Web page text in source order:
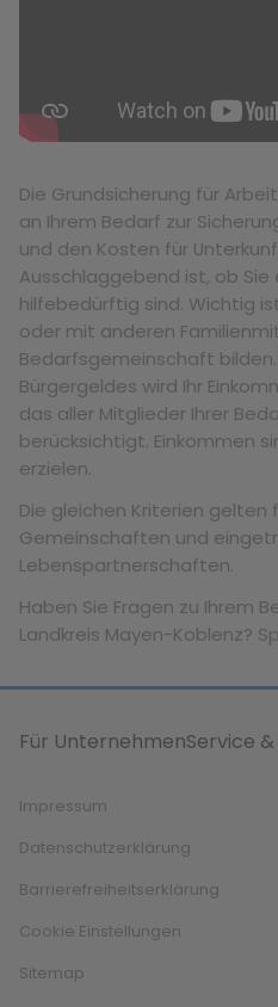
Die Grundsicherung für
an Ihrem Bedarf zur
und den Kosten für
Ausschlaggebend ist, ob
hilfebedürftig sind. Wichtig
oder mit anderen
Bedarfsgemeinschaft
Bürgergeldes wird Ihr
das aller Mitglieder Ihrer
berücksichtigt. Einkommen
erzielen.
Die gleichen Kriterien gelten
Gemeinschaften und
Lebenspartnerschaften.
Haben Sie Fragen zu Ihrem
Landkreis Mayen-Koblenz?
Für UnternehmenService
Impressum
Datenschutzerklärung
Barrierefreiheitserklärung
Cookie Einstellungen
Sitemap